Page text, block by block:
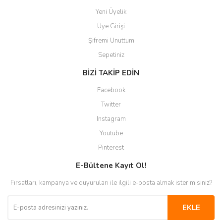
Yeni Üyelik
Üye Girişi
Şifremi Unuttum
Sepetiniz
BİZİ TAKİP EDİN
Facebook
Twitter
Instagram
Youtube
Pinterest
E-Bültene Kayıt Ol!
Fırsatları, kampanya ve duyuruları ile ilgili e-posta almak ister misiniz?
EKLE